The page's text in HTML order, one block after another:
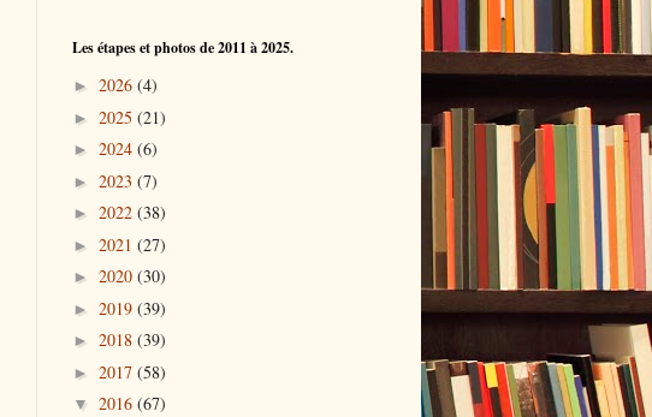
Les étapes et photos de 2011 à 2025.
► 2026 (4)
► 2025 (21)
► 2024 (6)
► 2023 (7)
► 2022 (38)
► 2021 (27)
► 2020 (30)
► 2019 (39)
► 2018 (39)
► 2017 (58)
▼ 2016 (67)